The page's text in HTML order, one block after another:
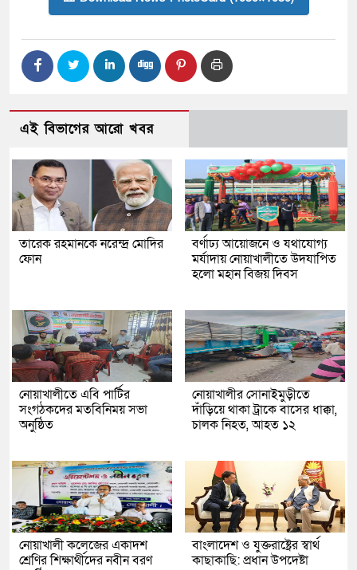
এই বিভাগের আরো খবর
তারেক রহমানকে নরেন্দ্র মোদির
ফোন
বর্ণাঢ্য আয়োজনে ও যথাযোগ্য
মর্যাদায় নোয়াখালীতে উদযাপিত
হলো মহান বিজয় দিবস
নোয়াখালীতে এবি পার্টির
সংগঠকদের মতবিনিময় সভা
অনুষ্ঠিত
নোয়াখালীর সোনাইমুড়ীতে
দাঁড়িয়ে থাকা ট্রাকে বাসের ধাক্কা,
চালক নিহত, আহত ১২
নোয়াখালী কলেজের একাদশ
শ্রেণির শিক্ষার্থীদের নবীন বরণ
বাংলাদেশ ও যুক্তরাষ্ট্রের স্বার্থ
কাছাকাছি: প্রধান উপদেষ্টা